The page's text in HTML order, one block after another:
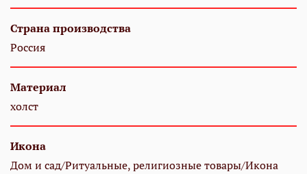
Страна производства
Россия
Материал
холст
Икона
Дом и сад/Ритуальные, религиозные товары/Икона